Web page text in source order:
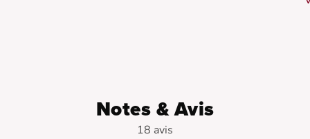
Notes & Avis
18 avis